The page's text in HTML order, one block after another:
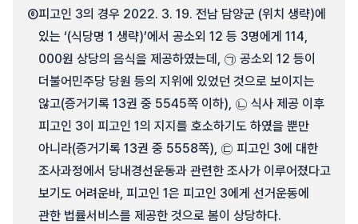
⑥피고인 3의 경우 2022. 3. 19. 전남 담양군 (위치 생략)에
있는 ‘(식당명 1 생략)’에서 공소외 12 등 3명에게 114,
000원 상당의 음식을 제공하였는데, ㉠ 공소외 12 등이
더불어민주당 당원 등의 지위에 있었던 것으로 보이지는
않고(증거기록 13권 중 5545쪽 이하), ㉡ 식사 제공 이후
피고인 3이 피고인 1의 지지를 호소하기도 하였을 뿐만
아니라(증거기록 13권 중 5558쪽), ㉢ 피고인 3에 대한
조사과정에서 당내경선운동과 관련한 조사가 이루어졌다고
보기도 어려운바, 피고인 1은 피고인 3에게 선거운동에
관한 법률서비스를 제공한 것으로 봄이 상당하다.